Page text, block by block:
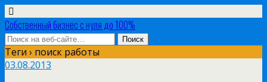
Собственный бизнес с нуля до 100%
Теги › поиск работы
03.08.2013